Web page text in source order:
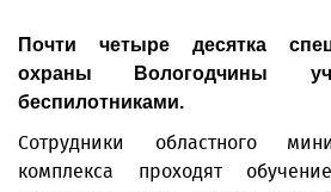
Почти четыре десятка
охраны Вологодчины
беспилотниками.
Сотрудники областного
комплекса проходят